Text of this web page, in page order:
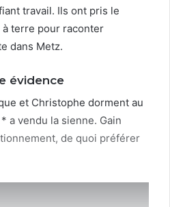
tra­vail. Ils ont pris le
terre pour racon­ter
dans Metz.
évidence
et Christophe dor­ment au
a ven­du la sienne. Gain
de quoi préfér­er